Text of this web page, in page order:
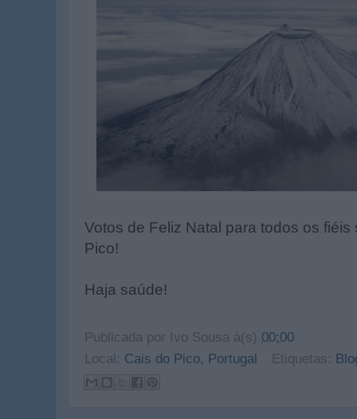
Votos de Feliz Natal para todos os
Pico!
Haja saúde!
Publicada por Ivo Sousa à(s) 00:00
Local: Cais do Pico, Portugal Etiquetas: